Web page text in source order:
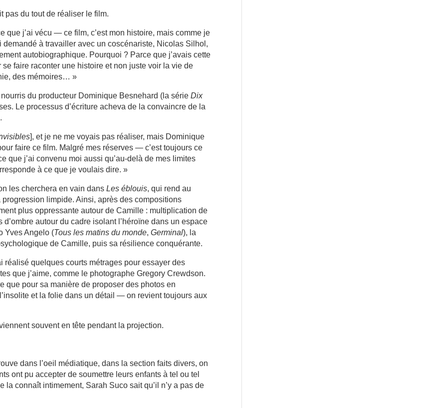
pas du tout de réaliser le film.
que j’ai vécu — ce film, c’est mon histoire, mais comme je
demandé à travailler avec un coscénariste, Nicolas Silhol,
autobiographique. Pourquoi ? Parce que j’avais cette
faire raconter une histoire et non juste voir la vie de
des mémoires… »
du producteur Dominique Besnehard (la sérieDix
Le processus d’écriture acheva de la convaincre de la
], et je ne me voyais pas réaliser, mais Dominique
faire ce film. Malgré mes réserves — c’est toujours ce
que j’ai convenu moi aussi qu’au-delà de mes limites
à ce que je voulais dire. »
les cherchera en vain dansLes éblouis, qui rend au
limpide. Ainsi, après des compositions
plus oppressante autour de Camille : multiplication de
autour du cadre isolant l’héroïne dans un espace
Yves Angelo (Tous les matins du monde,Germinal), la
de Camille, puis sa résilience conquérante.
réalisé quelques courts métrages pour essayer des
que j’aime, comme le photographe Gregory Crewdson.
que pour sa manière de proposer des photos en
et la folie dans un détail — on revient toujours aux
souvent en tête pendant la projection.
dans l’oeil médiatique, dans la section faits divers, on
ont pu accepter de soumettre leurs enfants à tel ou tel
connaît intimement, Sarah Suco sait qu’il n’y a pas de